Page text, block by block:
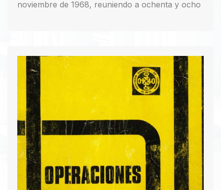
noviembre de 1968, reuniendo a ochenta y ocho
29 de noviembre, incluyó la lectura de mensajes
de invitados especiales ausentes, entre ellos el
Presidente de la República, Carlos Lleras
Restrepo, y el Presidente de la Corporación
Financiera Internacional, Martín Rosen. El
Presidente de la Asociación Bancaria, Jorge
Mejía Palacio, agradeció a Thomas de la Rue de
Colombia S.A. por su colaboración, destacando
la presencia de técnicos en mecanización
bancaria. Mejía Palacio también pronunció un